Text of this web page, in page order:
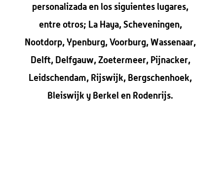
personalizada en los siguientes lugares,
entre otros; La Haya, Scheveningen,
Nootdorp, Ypenburg, Voorburg, Wassenaar,
Delft, Delfgauw, Zoetermeer, Pijnacker,
Leidschendam, Rijswijk, Bergschenhoek,
Bleiswijk y Berkel en Rodenrijs.